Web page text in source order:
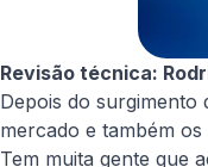
Revisão técnica:
Depois do surgimento
mercado e também
Tem muita gente que